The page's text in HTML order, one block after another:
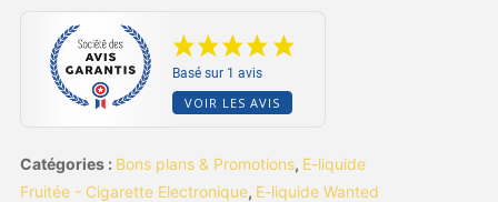
Basé sur 1 avis
VOIR LES AVIS
Catégories : Bons plans & Promotions, E-liquide
Fruitée - Cigarette Electronique, E-liquide Wanted